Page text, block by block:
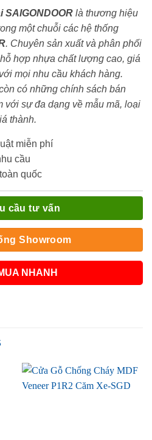
là thương hiệu
một chuỗi các hệ thống
. Chuyên sản xuất và phân phối
hợp nhựa chất lượng cao, giá
mọi nhu cầu khách hàng.
có những chính sách bán
với sự đa dạng về mẫu mã, loại
thành.
miễn phí
cầu
quốc
cầu tư vấn
Showroom
NHANH